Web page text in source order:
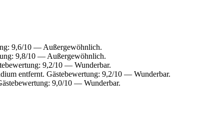
9,6/10 — Außergewöhnlich.
9,8/10 — Außergewöhnlich.
9,2/10 — Wunderbar.
entfernt. Gästebewertung: 9,2/10 — Wunderbar.
9,0/10 — Wunderbar.